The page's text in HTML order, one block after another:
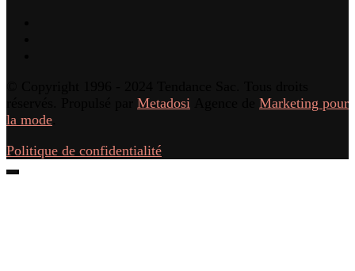
Metadosi
Marketing pour
la mode
Politique de confidentialité